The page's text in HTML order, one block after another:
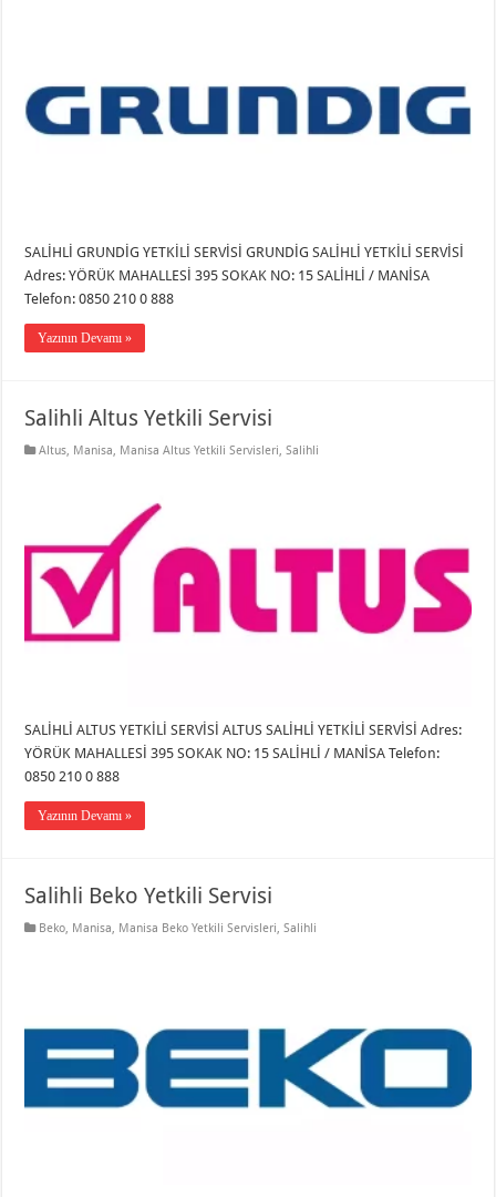
SALİHLİ GRUNDİG YETKİLİ SERVİSİ GRUNDİG SALİHLİ YETKİLİ SERVİSİ
Adres: YÖRÜK MAHALLESİ 395 SOKAK NO: 15 SALİHLİ / MANİSA
Telefon: 0850 210 0 888
Yazının Devamı »
Salihli Altus Yetkili Servisi
Altus, Manisa, Manisa Altus Yetkili Servisleri,Salihli
SALİHLİ ALTUS YETKİLİ SERVİSİ ALTUS SALİHLİ YETKİLİ SERVİSİ Adres:
YÖRÜK MAHALLESİ 395 SOKAK NO: 15 SALİHLİ / MANİSA Telefon:
0850 210 0 888
Yazının Devamı »
Salihli Beko Yetkili Servisi
Beko, Manisa, Manisa Beko Yetkili Servisleri,Salihli